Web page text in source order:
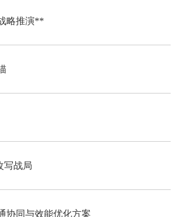
略推演**
写战局
协同与效能优化方案